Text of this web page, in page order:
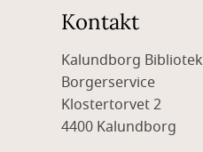
Kontakt
Kalundborg
Borgerservice
Klostertorvet 2
4400 Kalundborg